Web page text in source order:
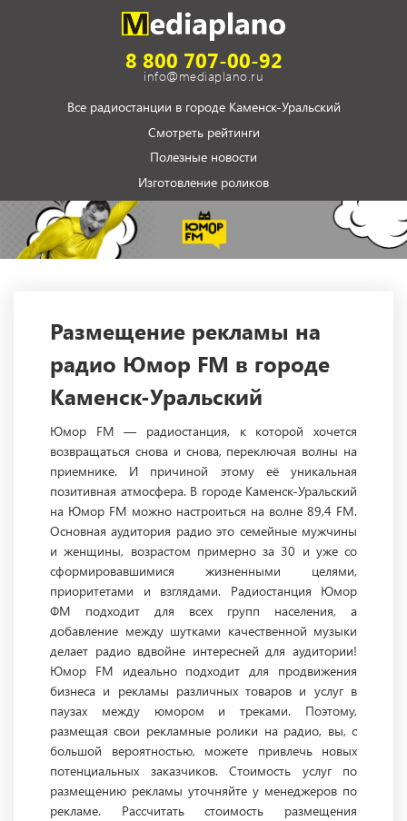
8 800 707-00-92
info@mediaplano.ru
Все радиостанции в городе Каменск-Уральский
Смотреть рейтинги
Полезные новости
Изготовление роликов
Размещение рекламы на
радио Юмор FM в городе
Каменск-Уральский
Юмор FM — радиостанция, к которой хочется
возвращаться снова и снова, переключая волны на
приемнике. И причиной этому её уникальная
позитивная атмосфера. В городе Каменск-Уральский
на Юмор FM можно настроиться на волне 89,4 FM.
Основная аудитория радио это семейные мужчины
и женщины, возрастом примерно за 30 и уже со
сформировавшимися жизненными целями,
приоритетами и взглядами. Радиостанция Юмор
ФМ подходит для всех групп населения, а
добавление между шутками качественной музыки
делает радио вдвойне интересней для аудитории!
Юмор FM идеально подходит для продвижения
бизнеса и рекламы различных товаров и услуг в
паузах между юмором и треками. Поэтому,
размещая свои рекламные ролики на радио, вы, с
большой вероятностью, можете привлечь новых
потенциальных заказчиков. Стоимость услуг по
размещению рекламы уточняйте у менеджеров по
рекламе. Рассчитать стоимость размещения